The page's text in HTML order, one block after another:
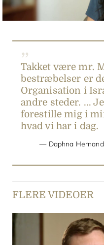
Takket være mr.
bestræbelser er
Organisation i
andre steder. ...
forestille mig i
hvad vi har i dag.
Daphna
FLERE VIDEOER